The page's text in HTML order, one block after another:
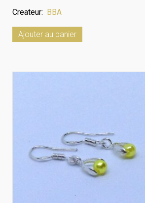
Createur: BBA
Ajouter au panier